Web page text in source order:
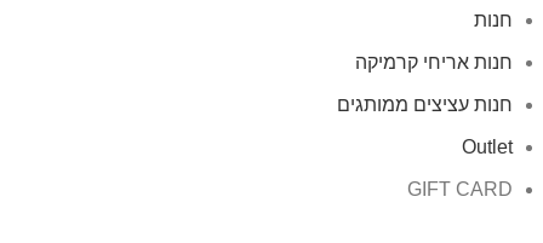
חנות
חנות אריחי קרמיקה
חנות עציצים ממותגים
Outlet
GIFT CARD